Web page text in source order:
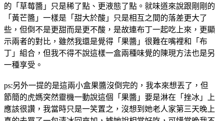
的「草莓醬」只是稀了點、更液態了點。就味道來說跟剛剛的
「黃芒醬」一樣是「甜大於酸」只是相互之間的落差更大了
些，但倒不是更甜而是更不酸，是故連布丁一起吃上來，更顯
示兩者的對比，雖然我還是覺得「果醬」很難在嘴裡和「布
丁」組合，但我不得不說這樣一盒兩種味覺的陳現方法也是另
一種享受。
ps:另外一提的是這兩小盒果醬沒倒完的，我本來想丟了，但
節簡的虎媽突然靈機一動說這個「果醬」要是淋在「挫冰」上
應該很讚，我當時只是一笑置之，沒想到她老人家第三天晚上